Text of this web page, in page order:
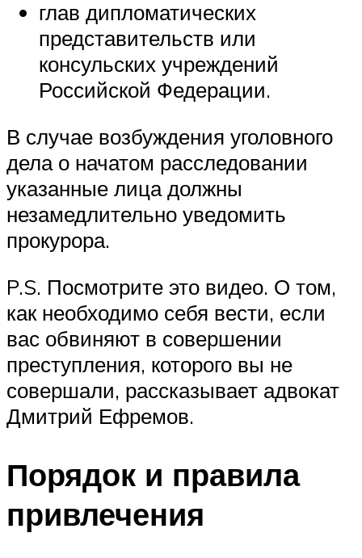
глав дипломатических
представительств или
консульских учреждений
Российской Федерации.
В случае возбуждения уголовного
дела о начатом расследовании
указанные лица должны
незамедлительно уведомить
прокурора.
P.S. Посмотрите это видео. О том,
как необходимо себя вести, если
вас обвиняют в совершении
преступления, которого вы не
совершали, рассказывает адвокат
Дмитрий Ефремов.
Порядок и правила
привлечения